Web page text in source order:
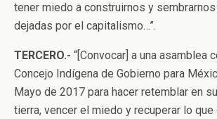
tener miedo a construirnos y
dejadas por el capitalismo…”.
TERCERO.- “[Convocar] a una asamblea
Concejo Indígena de Gobierno para
Mayo de 2017 para hacer retemblar en
tierra, vencer el miedo y recuperar lo